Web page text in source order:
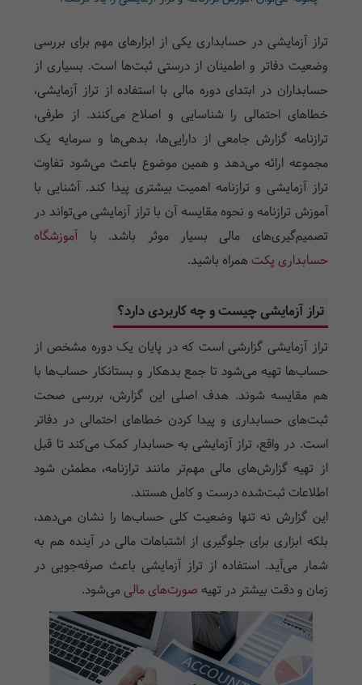
تراز آزمایشی در حسابداری یکی از ابزارهای مهم برای بررسی
وضعیت دفاتر و اطمینان از درستی ثبت‌ها است. بسیاری از
حسابداران در ابتدای دوره مالی با استفاده از تراز آزمایشی،
خطاهای احتمالی را شناسایی و اصلاح می‌کنند. از طرفی،
ترازنامه گزارش جامعی از دارایی‌ها، بدهی‌ها و سرمایه یک
مجموعه ارائه می‌دهد و همین موضوع باعث می‌شود تفاوت
تراز آزمایشی و ترازنامه اهمیت بیشتری پیدا کند. آشنایی با
آموزش ترازنامه و نحوه مقایسه آن با تراز آزمایشی می‌تواند در
تصمیم‌گیری‌های مالی بسیار موثر باشد. باآموزشگاه
حسابداری پکت همراه باشید.
تراز آزمایشی چیست و چه کاربردی دارد؟
تراز آزمایشی گزارشی است که در پایان یک دوره مشخص از
حساب‌ها تهیه می‌شود تا جمع بدهکار و بستانکار حساب‌ها با
هم مقایسه شوند. هدف اصلی این گزارش، بررسی صحت
ثبت‌های حسابداری و پیدا کردن خطاهای احتمالی در دفاتر
است. در واقع، تراز آزمایشی به حسابدار کمک می‌کند تا قبل
از تهیه گزارش‌های مالی مهم‌تر مانند ترازنامه، مطمئن شود
اطلاعات ثبت‌شده درست و کامل هستند.
این گزارش نه تنها وضعیت کلی حساب‌ها را نشان می‌دهد،
بلکه ابزاری برای جلوگیری از اشتباهات مالی در آینده هم به
شمار می‌آید. استفاده از تراز آزمایشی باعث صرفه‌جویی در
زمان و دقت بیشتر در تهیه صورت‌های مالی می‌شود.